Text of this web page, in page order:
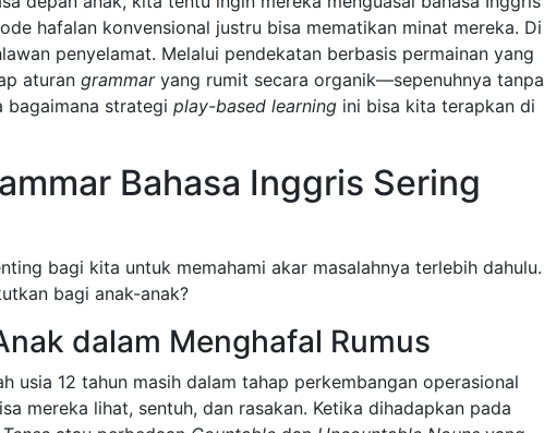
hafalan konvensional justru bisa mematikan minat mereka. Di
penyelamat. Melalui pendekatan berbasis permainan yang
aturan grammaryang rumit secara organik—sepenuhnya tanpa
bagaimana strategi play-based learning ini bisa kita terapkan di
Bahasa Inggris Sering
bagi kita untuk memahami akar masalahnya terlebih dahulu.
bagi anak-anak?
dalam Menghafal Rumus
usia 12 tahun masih dalam tahap perkembangan operasional
mereka lihat, sentuh, dan rasakan. Ketika dihadapkan pada